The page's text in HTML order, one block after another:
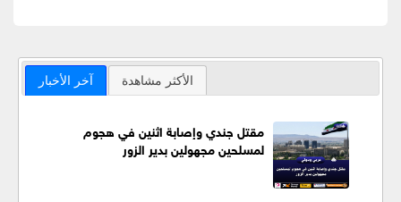
آخر الأخبار الأكثر مشاهدة
مقتل جندي وإصابة اثنين في هجوم
لمسلحين مجهولين بدير الزور